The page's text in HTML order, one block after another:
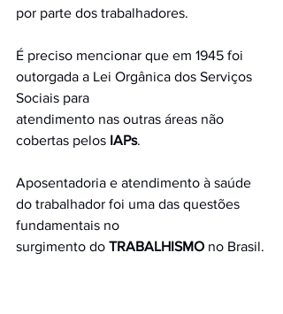
por parte dos trabalhadores.
É preciso mencionar que em 1945 foi
outorgada a Lei Orgânica dos Serviços
Sociais para
atendimento nas outras áreas não
cobertas pelos IAPs.
Aposentadoria e atendimento à saúde
do trabalhador foi uma das questões
fundamentais no
surgimento do TRABALHISMO no Brasil.